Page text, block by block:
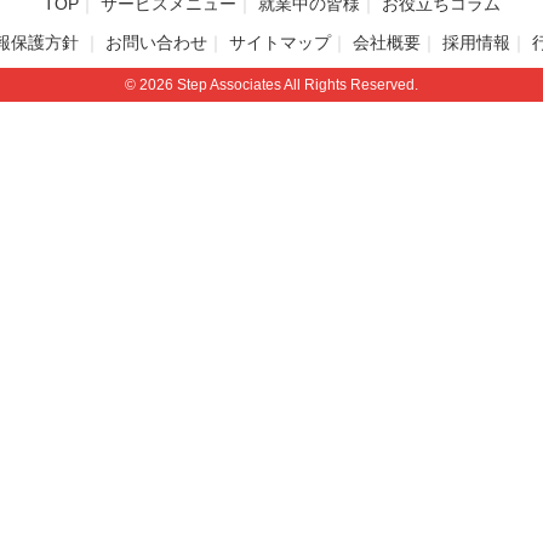
保護方針
お問い合わせ サイトマップ 会社概要 採用情報
© 2026 Step Associates All Rights Reserved.